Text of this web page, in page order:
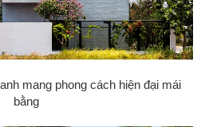
mang phong cách hiện đại mái
bằng